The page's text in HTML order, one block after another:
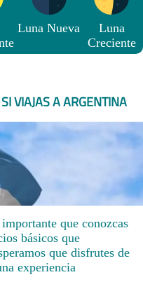
Luna Nueva
Luna
Creciente
VIAJAS A ARGENTINA
que conozcas
básicos que
que disfrutes de
experiencia